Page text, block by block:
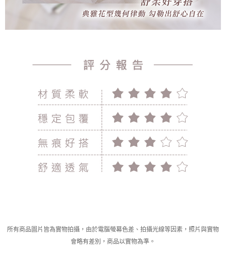
所有商品圖片皆為實物拍攝，由於電腦螢幕色差、拍攝光線等因素，照片與實物
會略有差別，商品以實物為準。